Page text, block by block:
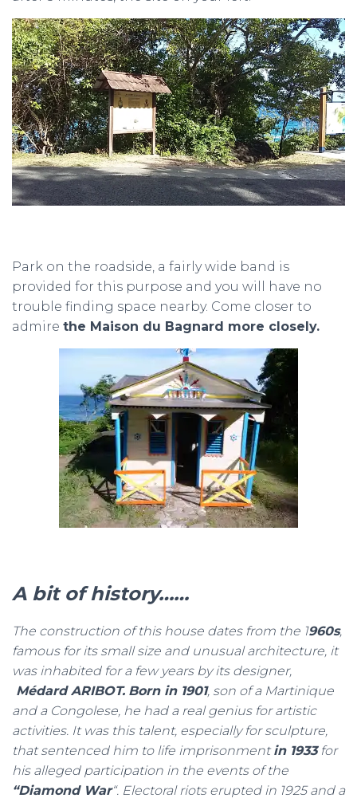
Park on the roadside, a fairly wide band is
provided for this purpose and you will have no
trouble finding space nearby. Come closer to
admire the Maison du Bagnard more closely.
A bit of history……
The construction of this house dates from the 1960s,
famous for its small size and unusual architecture, it
was inhabited for a few years by its designer,
Médard ARIBOT. Born in 1901, son of a Martinique
and a Congolese, he had a real genius for artistic
activities. It was this talent, especially for sculpture,
that sentenced him to life imprisonmentin 1933for
his alleged participation in the events of the
“Diamond War“. Electoral riots erupted in 1925 and a